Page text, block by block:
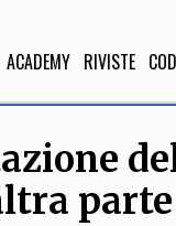
ACADEMY RIVISTE
parte